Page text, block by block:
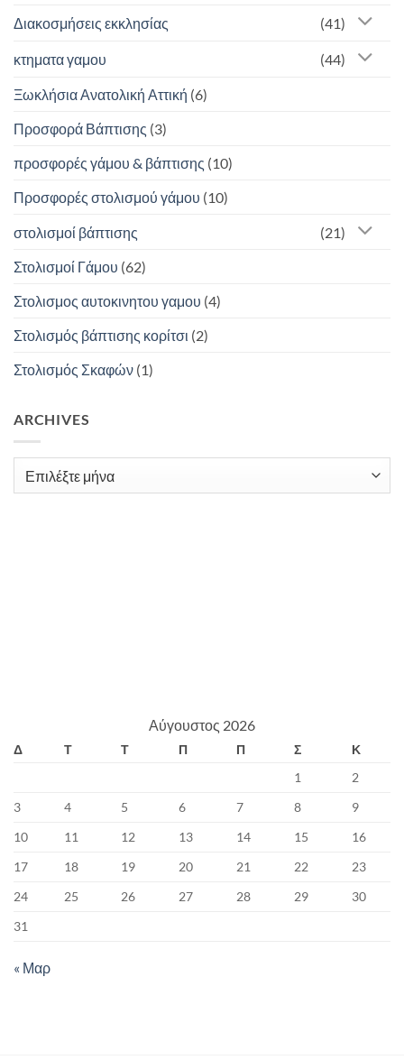
Διακοσμήσεις εκκλησίας (41)
κτηματα γαμου (44)
Ξωκλήσια Ανατολική Αττική (6)
Προσφορά Βάπτισης (3)
προσφορές γάμου & βάπτισης (10)
Προσφορές στολισμού γάμου (10)
στολισμοί βάπτισης (21)
Στολισμοί Γάμου (62)
Στολισμος αυτοκινητου γαμου (4)
Στολισμός βάπτισης κορίτσι (2)
Στολισμός Σκαφών (1)
ARCHIVES
Archives
Αύγουστος 2026
Δ Τ Τ Π Π Σ
Κ
1
2
3
4 5 6 7 8
9
10
11 12 13 14 15
16
17
18 19 20 21 22
23
24
25 26 27 28 29
30
31
« Μαρ